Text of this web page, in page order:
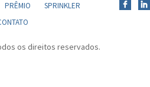
PRÊMIO
SPRINKLER
os direitos reservados.